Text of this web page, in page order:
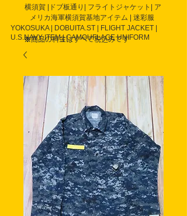
横須賀 |ドブ板通り| フライト ジャケット| ア
メリカ海軍横須賀基地アイテム | 迷彩服
YOKOSUKA | DOBUITA.ST | FLIGHT JACKET |
U.S.NAVY ITEM | CAMOUFLAGE UNIFORM
※商品の料金はすべて税込みです